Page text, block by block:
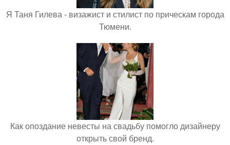
Я Таня Гилева - визажист и стилист по прическам города
Тюмени.
Как опоздание невесты на свадьбу помогло дизайнеру
открыть свой бренд.